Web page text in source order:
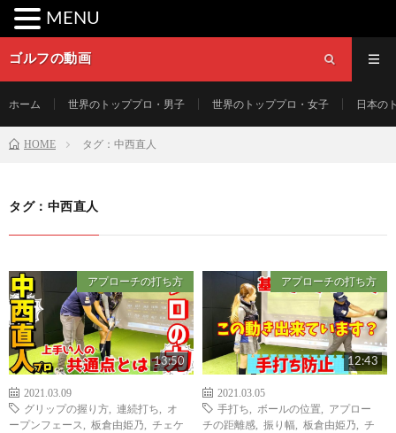
ゴルフの動画
ホーム 世界のトッププロ・男子 世界のトッププロ・女子 日本の
HOME タグ：中西直人
タグ：中西直人
アプローチの打ち方
13:50
2021.03.09
グリップの握り方
連続打ち
オ
ープンフェース
板倉由姫乃
チェケ
アプローチの打ち方
12:43
2021.03.05
手打ち
ボールの位置
アプロー
チの距離感
振り幅 板倉由姫乃
チ
MENU